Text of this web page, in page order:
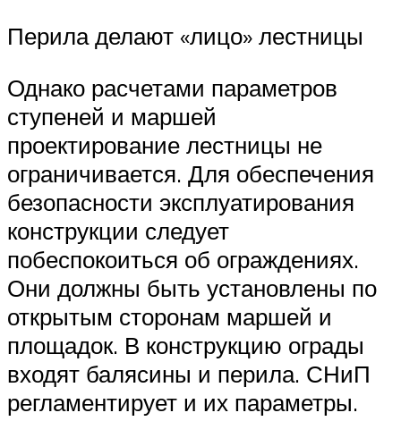
Перила делают «лицо» лестницы
Однако расчетами параметров
ступеней и маршей
проектирование лестницы не
ограничивается. Для обеспечения
безопасности эксплуатирования
конструкции следует
побеспокоиться об ограждениях.
Они должны быть установлены по
открытым сторонам маршей и
площадок. В конструкцию ограды
входят балясины и перила. СНиП
регламентирует и их параметры.